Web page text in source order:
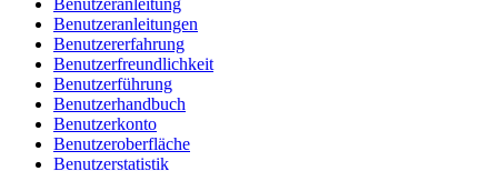
Benutzeranleitungen
Benutzererfahrung
Benutzerfreundlichkeit
Benutzerführung
Benutzerhandbuch
Benutzerkonto
Benutzeroberfläche
Benutzerstatistik